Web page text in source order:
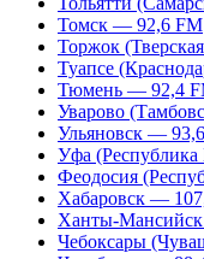
Томск — 92,6 FM
Торжок
Туапсе
Тюмень — 92,4
Уварово
Ульяновск —
Уфа
Феодосия
Хабаровск —
Ханты-
Чебоксары